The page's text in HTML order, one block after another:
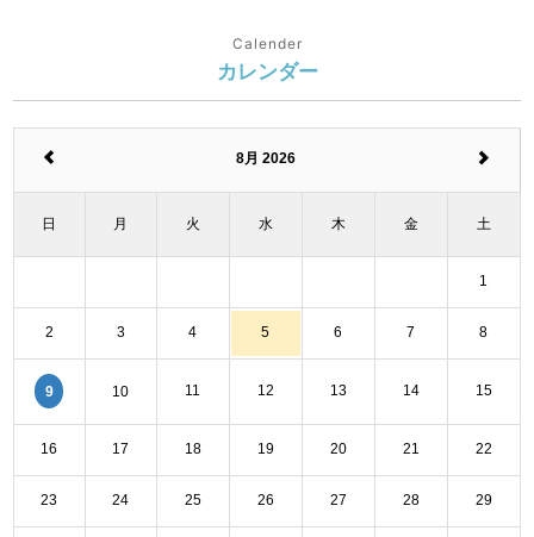
Calender
カレンダー
8月 2026
日 月 火 水 木 金 土
1
2 3 4 5 6 7 8
9 10 11 12 13 14 15
16 17 18 19 20 21 22
23 24 25 26 27 28 29